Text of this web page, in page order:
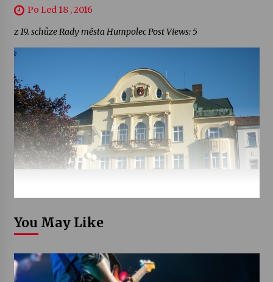
Po Led 18 , 2016
z 19. schůze Rady města Humpolec Post Views: 5
You May Like